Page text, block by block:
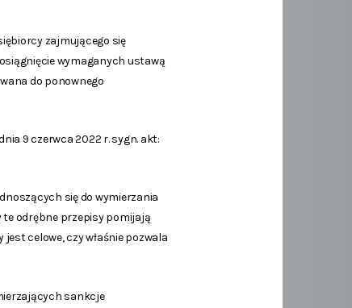
zajmującego się
wymaganych ustawą
do ponownego
9 czerwca 2022 r. sygn. akt:
się do wymierzania
odrębne przepisy pomijają
celowe, czy właśnie pozwala
sankcje